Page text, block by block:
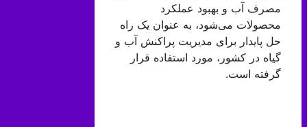
مصرف آب و بهبود عملکرد
محصولات می‌شود، به عنوان یک راه
حل پایدار برای مدیریت پراکنش آب و
گیاه در کشور، مورد استفاده قرار
گرفته است.